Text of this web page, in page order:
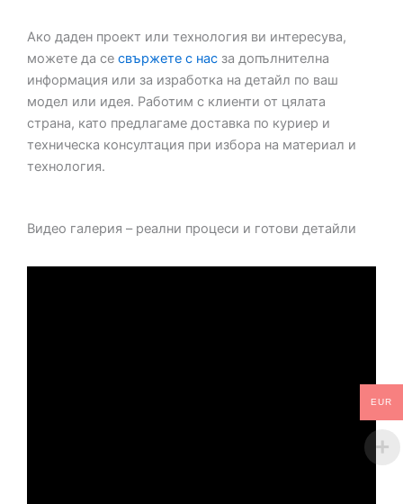
Ако даден проект или технология ви интересува,
можете да се свържете с нас за допълнителна
информация или за изработка на детайл по ваш
модел или идея. Работим с клиенти от цялата
страна, като предлагаме доставка по куриер и
техническа консултация при избора на материал и
технология.
Видео галерия – реални процеси и готови детайли
EUR